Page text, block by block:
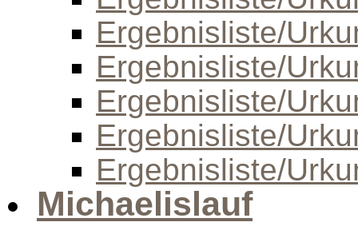
Ergebnisliste/
Ergebnisliste/
Ergebnisliste/
Ergebnisliste/
Ergebnisliste/
Michaelislauf